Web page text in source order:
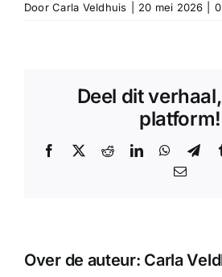
DoorCarla Veldhuis 20 mei 2026
Deel dit
platform!
Facebook
X RedditLinkedIn
E-
Over de auteur: Carla